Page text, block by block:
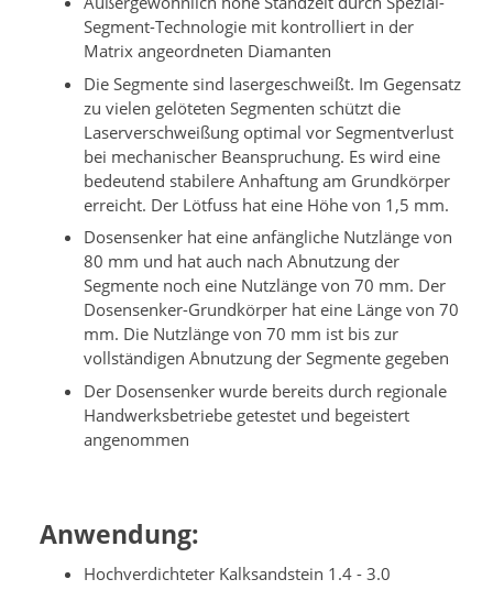
Segment-Technologie mit kontrolliert in der
Matrix angeordneten Diamanten
Die Segmente sind lasergeschweißt. Im Gegensatz
zu vielen gelöteten Segmenten schützt die
Laserverschweißung optimal vor Segmentverlust
bei mechanischer Beanspruchung. Es wird eine
bedeutend stabilere Anhaftung am Grundkörper
erreicht. Der Lötfuss hat eine Höhe von 1,5 mm.
Dosensenker hat eine anfängliche Nutzlänge von
80 mm und hat auch nach Abnutzung der
Segmente noch eine Nutzlänge von 70 mm. Der
Dosensenker-Grundkörper hat eine Länge von 70
mm. Die Nutzlänge von 70 mm ist bis zur
vollständigen Abnutzung der Segmente gegeben
Der Dosensenker wurde bereits durch regionale
Handwerksbetriebe getestet und begeistert
angenommen
Anwendung:
Hochverdichteter Kalksandstein 1.4 - 3.0